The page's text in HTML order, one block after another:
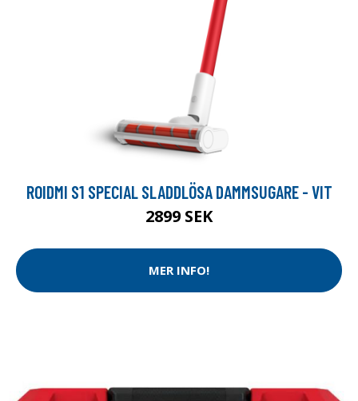
ROIDMI S1 SPECIAL SLADDLÖSA DAMMSUGARE - VIT
2899 SEK
MER INFO!